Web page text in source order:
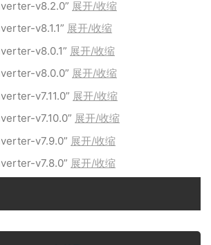
v8.2.0” 展开/收缩
v8.1.1” 展开/收缩
v8.0.1” 展开/收缩
v8.0.0” 展开/收缩
v7.11.0” 展开/收缩
v7.10.0” 展开/收缩
v7.9.0” 展开/收缩
v7.8.0” 展开/收缩